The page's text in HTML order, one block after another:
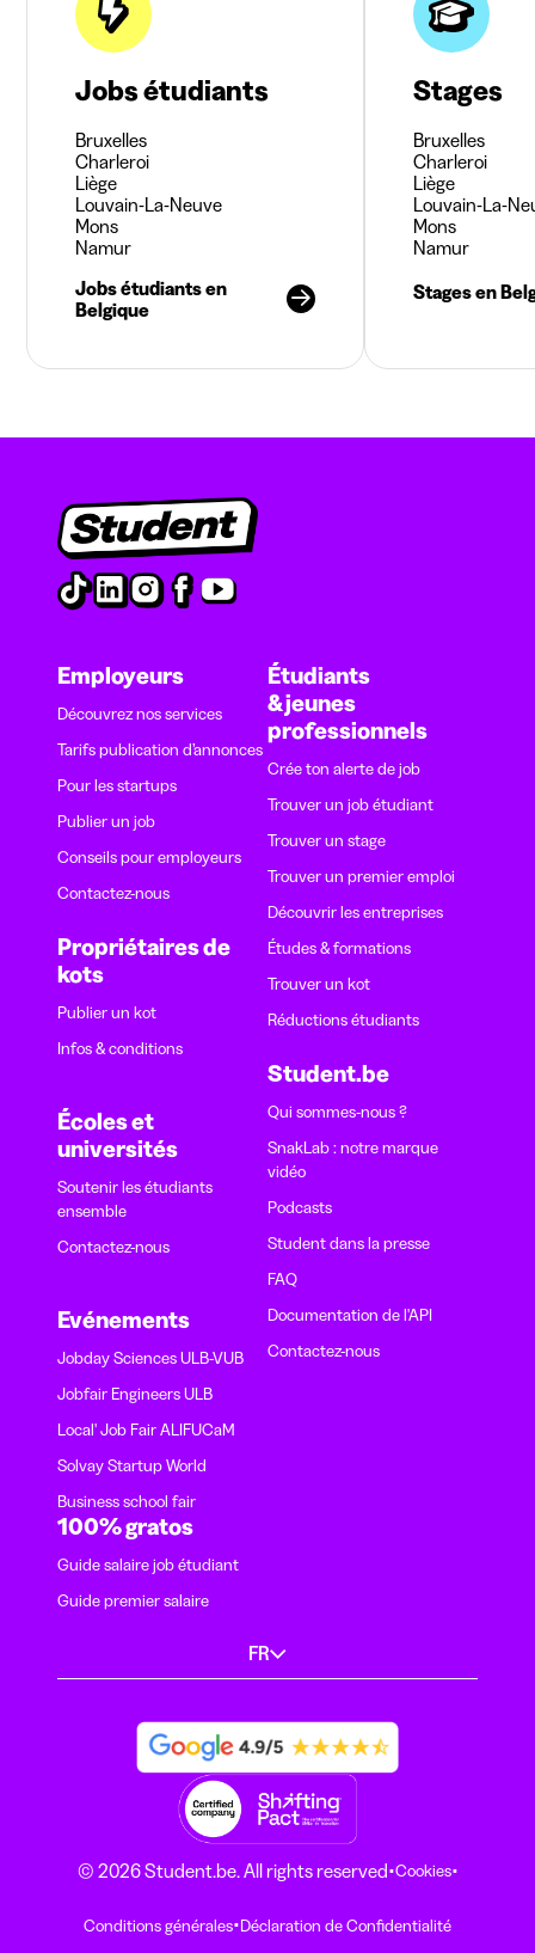
Jobs étudiants
Bruxelles
Charleroi
Liège
Louvain-La-Neuve
Mons
Namur
Jobs étudiants en
Belgique
Stages
Bruxelles
Charleroi
Liège
Louvain-La-
Mons
Namur
Stages en
Employeurs
Découvrez nos services
Tarifs publication d’annonces
Pour les startups
Publier un job
Conseils pour employeurs
Contactez-nous
Propriétaires de
kots
Publier un kot
Infos & conditions
Écoles et
universités
Soutenir les étudiants
ensemble
Contactez-nous
Evénements
Jobday Sciences ULB-VUB
Jobfair Engineers ULB
Local' Job Fair ALIFUCaM
Solvay Startup World
Business school fair
Étudiants
& jeunes
professionnels
Crée ton alerte de job
Trouver un job étudiant
Trouver un stage
Trouver un premier emploi
Découvrir les entreprises
Études & formations
Trouver un kot
Réductions étudiants
Student.be
Qui sommes-nous ?
SnakLab : notre marque
vidéo
Podcasts
Student dans la presse
FAQ
Documentation de l'API
Contactez-nous
100% gratos
Guide salaire job étudiant
Guide premier salaire
FR
© 2026 Student.be. All rights reserved·Cookies·
Conditions générales·Déclaration de Confidentialité